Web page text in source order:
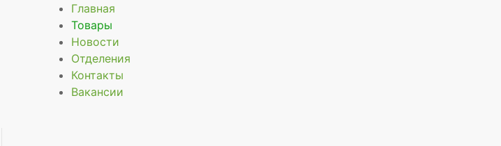
Главная
Товары
Новости
Отделения
Контакты
Вакансии